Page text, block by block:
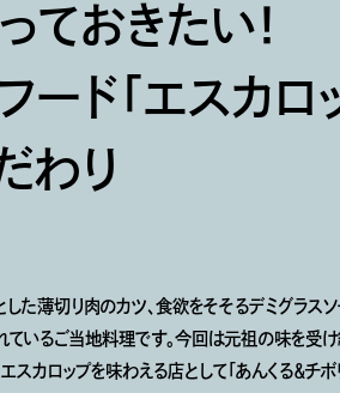
ておきたい！
ド「エスカロ
わり
た薄切り肉のカツ、食欲をそそるデミグラスソ
いるご当地料理です。今回は元祖の味を受け
カロップを味わえる店として「あんくる＆チボ